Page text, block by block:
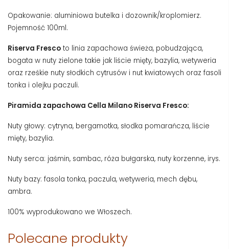
Opakowanie: aluminiowa butelka i dozownik/kroplomierz.
Pojemność 100ml.
Riserva Fresco to linia zapachowa świeża, pobudzająca,
bogata w nuty zielone takie jak liście mięty, bazylia, wetyweria
oraz rześkie nuty słodkich cytrusów i nut kwiatowych oraz fasoli
tonka i olejku paczuli.
Piramida zapachowa Cella Milano Riserva Fresco:
Nuty głowy: cytryna, bergamotka, słodka pomarańcza, liście
mięty, bazylia.
Nuty serca: jaśmin, sambac, róża bułgarska, nuty korzenne, irys.
Nuty bazy: fasola tonka, paczula, wetyweria, mech dębu,
ambra.
100% wyprodukowano we Włoszech.
Polecane produkty